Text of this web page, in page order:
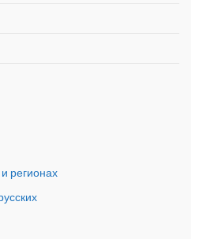
регионах